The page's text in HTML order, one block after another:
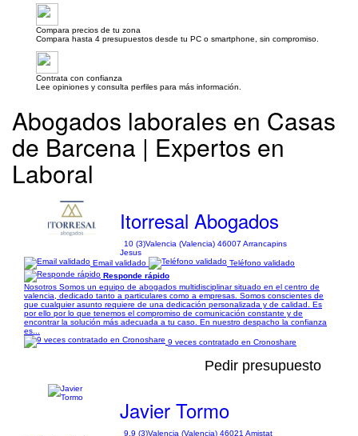
Compara precios de tu zona
Compara hasta 4 presupuestos desde tu PC o smartphone, sin compromiso.
Contrata con confianza
Lee opiniones y consulta perfiles para más información.
Abogados laborales en Casas
de Barcena | Expertos en
Laboral
Itorresal Abogados
10 (3)Valencia (Valencia) 46007 Arrancapins
Jesus
Email validado
Teléfono validado
Responde rápido
Nosotros Somos un equipo de abogados multidisciplinar situado en el centro de
valencia, dedicado tanto a particulares como a empresas. Somos conscientes de
que cualquier asunto requiere de una dedicación personalizada y de calidad. Es
por ello por lo que tenemos el compromiso de comunicación constante y de
encontrar la solución más adecuada a tu caso. En nuestro despacho la confianza
es...
9 veces contratado en Cronoshare
Pedir presupuesto
Javier Tormo
9,9 (3)Valencia (Valencia) 46021 Amistat